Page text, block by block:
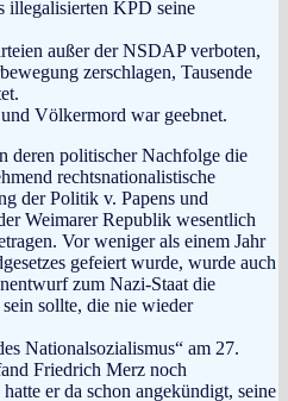
illegalisierten KPD seine
außer der NSDAP verboten,
zerschlagen, Tausende
Völkermord war geebnet.
deren politischer Nachfolge die
rechtsnationalistische
der Politik v. Papens und
Weimarer Republik wesentlich
Vor weniger als einem Jahr
gefeiert wurde, wurde auch
zum Nazi-Staat die
sollte, die nie wieder
Nationalsozialismus“ am 27.
Friedrich Merz noch
er da schon angekündigt, seine